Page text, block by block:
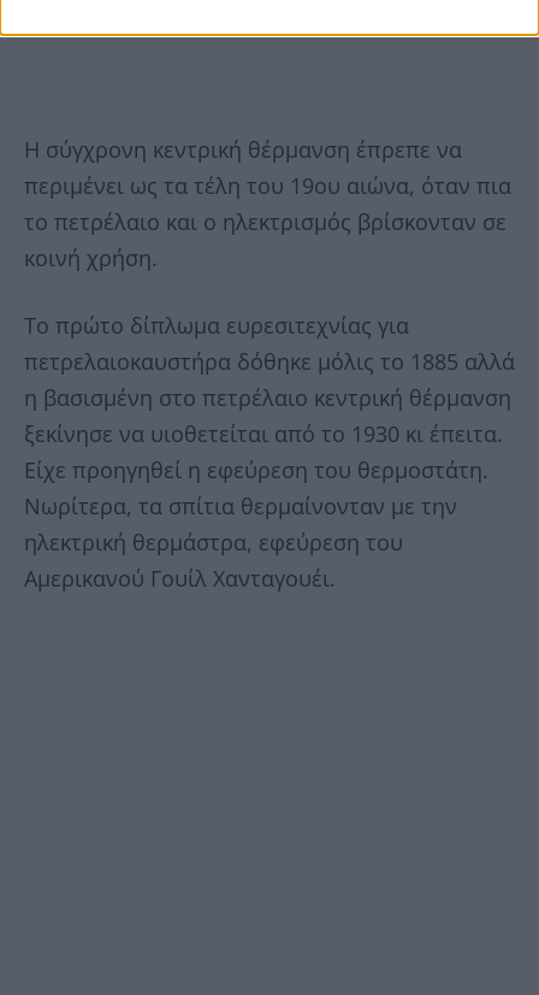
Η σύγχρονη κεντρική θέρμανση έπρεπε να
περιμένει ως τα τέλη του 19ου αιώνα, όταν πια
το πετρέλαιο και ο ηλεκτρισμός βρίσκονταν σε
κοινή χρήση.
Το πρώτο δίπλωμα ευρεσιτεχνίας για
πετρελαιοκαυστήρα δόθηκε μόλις το 1885 αλλά
η βασισμένη στο πετρέλαιο κεντρική θέρμανση
ξεκίνησε να υιοθετείται από το 1930 κι έπειτα.
Είχε προηγηθεί η εφεύρεση του θερμοστάτη.
Νωρίτερα, τα σπίτια θερμαίνονταν με την
ηλεκτρική θερμάστρα, εφεύρεση του
Αμερικανού Γουίλ Χανταγουέι.